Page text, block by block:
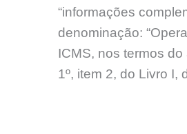
“informações
denominação:
ICMS, nos termos do
1º, item 2, do Livro I,